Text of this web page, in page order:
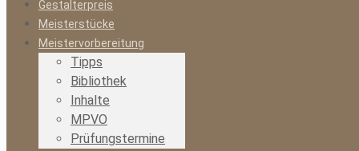
Gestalterpreis
Meisterstücke
Meistervorbereitung
Tipps
Bibliothek
Inhalte
MPVO
Prüfungstermine